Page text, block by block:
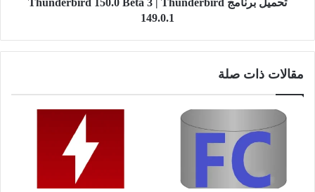
يمكنك أيضًا إنشاء قناة دردشة خاصة بك ودعوة الأصدقاء والعائلة
للانضمام إليها، مع إمكانية حظر المستخدمين غير المرغوب فيهم أو
يوفر لك برنامج TeamTalk مجموعة واسعة من خيارات التحكم في
مستوى صوت السماعات والميكروفون، بما في ذلك إمكانية كتم
الصوت أو تسجيله بسهولة بضغطة زر واحدة. كما يسمح لك ببث
الصوت والموسيقى من جهاز الكمبيوتر الخاص بك ليتمكن جميع
الأشخاص المتواجدون في نفس القناة من الاستماع إليها. بالإضافة
إلى ذلك، يمكنك تنزيل الملفات التي يشاركها المستخدمون الآخرون
تحميل برنامج Thunderbird 150.0 Beta 3 | Thunderbird
149.0.1
مقالات ذات صلة